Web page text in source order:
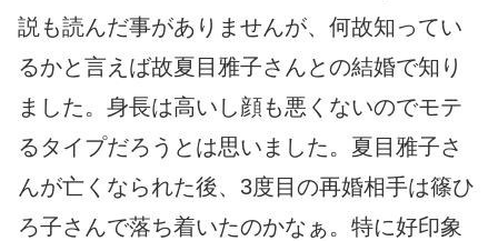
説も読んだ事がありませんが、何故知ってい
るかと言えば故夏目雅子さんとの結婚で知り
ました。身長は高いし顔も悪くないのでモテ
るタイプだろうとは思いました。夏目雅子さ
んが亡くなられた後、3度目の再婚相手は篠ひ
ろ子さんで落ち着いたのかなぁ。特に好印象